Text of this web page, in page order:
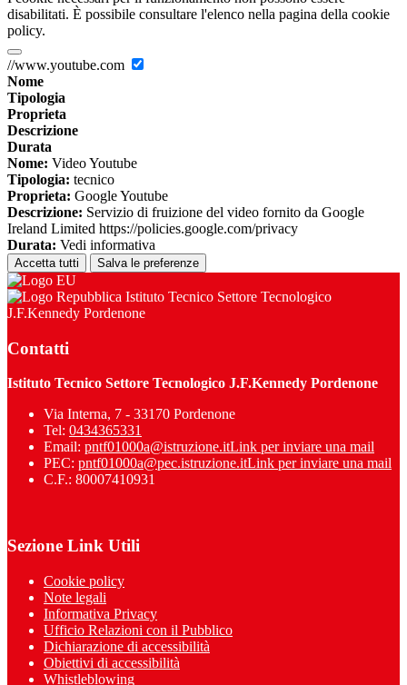
disabilitati. È possibile consultare l'elenco nella pagina della cookie
policy.
//www.youtube.com
Nome
Tipologia
Proprieta
Descrizione
Durata
Nome: Video Youtube
Tipologia: tecnico
Proprieta: Google Youtube
Descrizione: Servizio di fruizione del video fornito da Google
Ireland Limited https://policies.google.com/privacy
Durata: Vedi informativa
Accetta tutti Salva le preferenze
Istituto Tecnico Settore Tecnologico
J.F.Kennedy Pordenone
Contatti
Istituto Tecnico Settore Tecnologico J.F.Kennedy Pordenone
Via Interna, 7 - 33170 Pordenone
Tel: 0434365331
Email: pntf01000a@istruzione.itLink per inviare una mail
PEC: pntf01000a@pec.istruzione.itLink per inviare una mail
C.F.: 80007410931
Sezione Link Utili
Cookie policy
Note legali
Informativa Privacy
Ufficio Relazioni con il Pubblico
Dichiarazione di accessibilità
Obiettivi di accessibilità
Whistleblowing